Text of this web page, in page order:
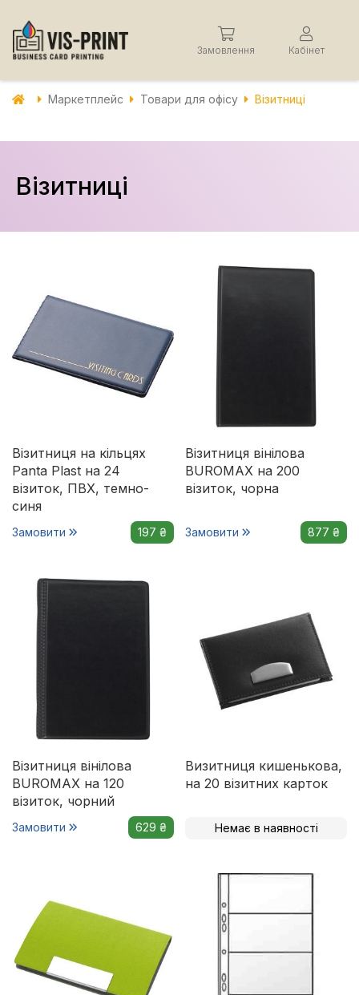
Замовлення Кабінет
Маркетплейс Товари для офісу Візитниці
Візитниці
Візитниця на кільцях
Panta Plast на 24
візиток, ПВХ, темно-
синя
Замовити 197 ₴
Візитниця вінілова
BUROMAX на 200
візиток, чорна
Замовити 877 ₴
Візитниця вінілова
BUROMAX на 120
візиток, чорний
Замовити 629 ₴
Визитниця кишенькова,
на 20 візитних карток
Немає в наявності